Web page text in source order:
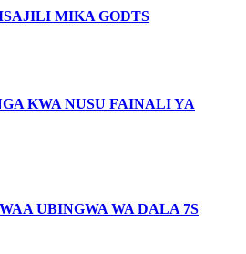
MIKA GODTS
KWA NUSU FAINALI YA
UBINGWA WA DALA 7S